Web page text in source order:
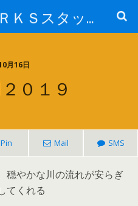
ＨＯＭＥＷＯＲＫＳスタッフ日記ブログ
月16日
０１９
Pin Mail SMS
やかな川の流れが安らぎ
てくれる